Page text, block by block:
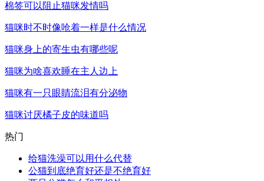
棉签可以阻止猫咪发情吗
猫咪时不时像呛着一样是什么情况
猫咪身上的寄生虫有哪些呢
猫咪为啥喜欢睡在主人边上
猫咪有一只眼睛流泪有分泌物
猫咪讨厌橘子皮的味道吗
热门
给猫洗澡可以用什么代替
公猫到底绝育好还是不绝育好